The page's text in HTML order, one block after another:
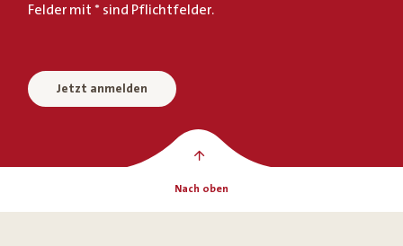
Felder mit * sind Pflichtfelder.
Jetzt anmelden
Nach oben